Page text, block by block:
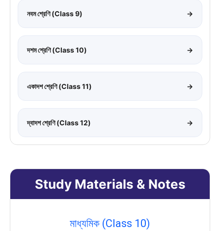
নবম শ্রেণি (Class 9) →
দশম শ্রেণি (Class 10) →
একাদশ শ্রেণি (Class 11) →
দ্বাদশ শ্রেণি (Class 12) →
Study Materials & Notes
মাধ্যমিক (Class 10)